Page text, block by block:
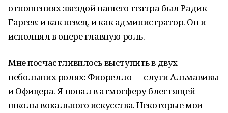
отношениях звездой нашего театра был Радик
Гареев: и как певец, и как администратор. Он и
исполнял в опере главную роль.
Мне посчастливилось выступить в двух
небольших ролях: Фиорелло — слуги Альмавивы
и Офицера. Я попал в атмосферу блестящей
школы вокального искусства. Некоторые мои